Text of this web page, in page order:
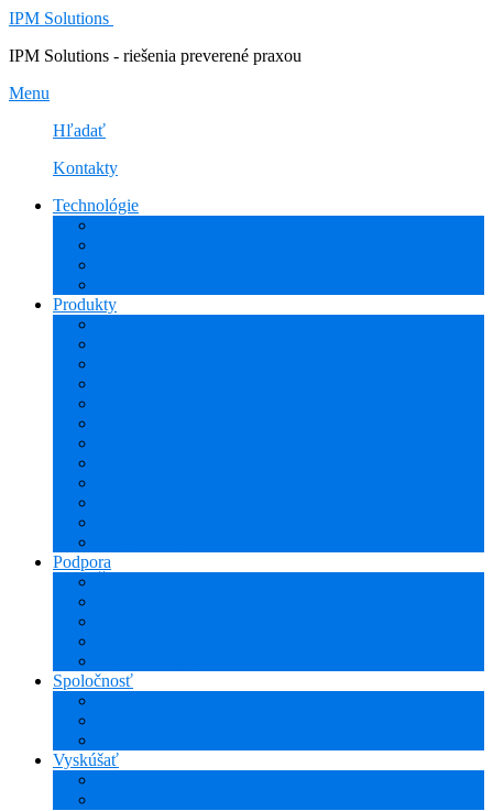
IPM Solutions
IPM Solutions - riešenia preverené praxou
Menu
Hľadať
Kontakty
Technológie
Produkty
Podpora
Spoločnosť
Vyskúšať